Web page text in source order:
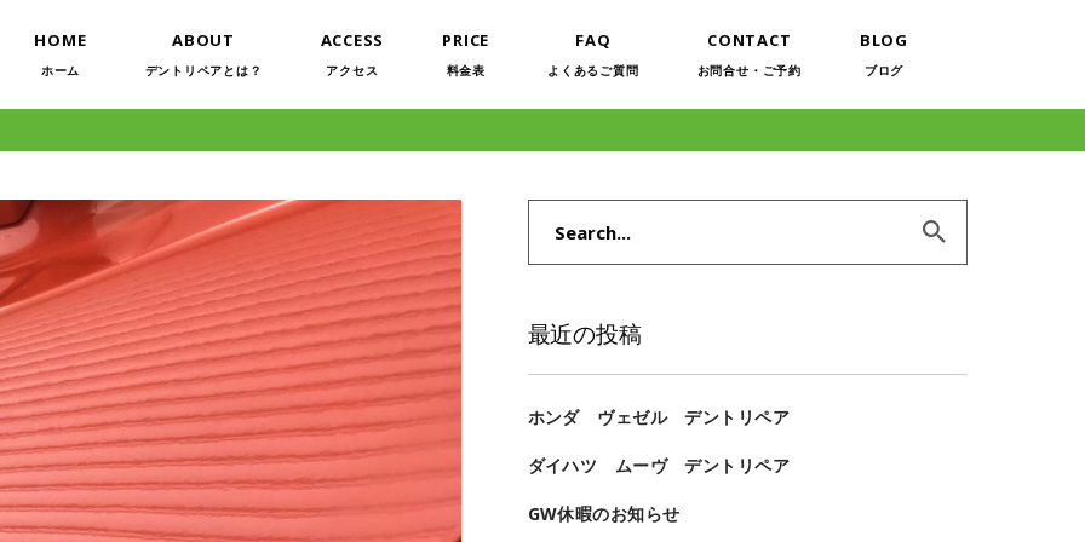
HOME
ホーム
ABOUT
デントリペアとは？
ACCESS
アクセス
PRICE
料金表
FAQ
よくあるご質問
CONTACT
お問合せ・ご予約
BLOG
ブログ
最近の投稿
ホンダ ヴェゼル デントリペア
ダイハツ ムーヴ デントリペア
GW休暇のお知らせ